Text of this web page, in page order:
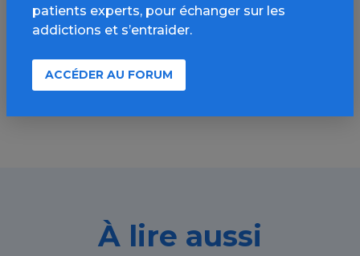
bonnes pratiques, FAQ, annuaires,
ressources, actualités...
Découvrir
À lire aussi
patients experts, pour échanger sur les
addictions et s’entraider.
ACCÉDER AU FORUM